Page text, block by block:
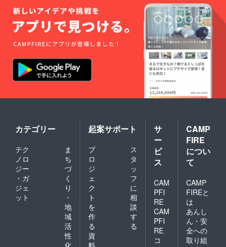
カテゴリー
テク
ノロ
ジー
・ガ
ジェ
ット
ま
ち
づ
く
り
・
地
域
活
性
起案サポート
プ
ロ
ジ
ェ
ク
ト
を
作
る
ス
タ
ッ
フ
に
相
談
す
る
資
サ
ー
ビ
ス
CAM
PFI
RE
CAM
PFI
RE
コ
CAMP
FIRE
につい
て
CAMP
FIREと
は
あんし
ん・安
全への
取り組